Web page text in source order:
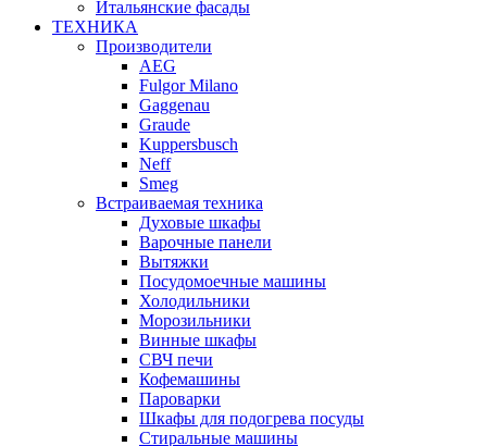
Итальянские фасады
ТЕХНИКА
Производители
AEG
Fulgor Milano
Gaggenau
Graude
Kuppersbusch
Neff
Smeg
Встраиваемая техника
Духовые шкафы
Варочные панели
Вытяжки
Посудомоечные машины
Холодильники
Морозильники
Винные шкафы
СВЧ печи
Кофемашины
Пароварки
Шкафы для подогрева посуды
Стиральные машины